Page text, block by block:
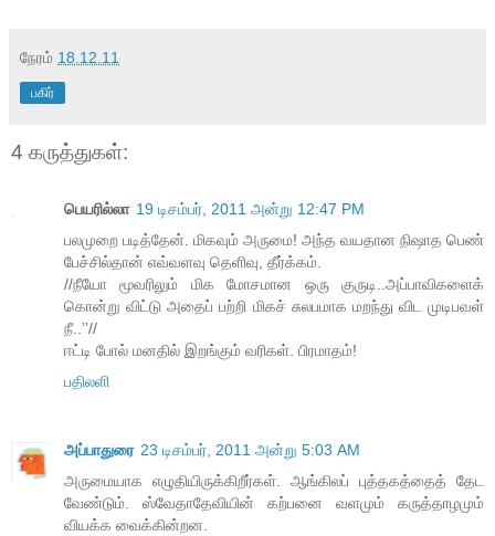
நேரம் 18.12.11
பகிர்
4 கருத்துகள்:
பெயரில்லா 19 டிசம்பர், 2011 அன்று 12:47 PM
பலமுறை படித்தேன். மிகவும் அருமை! அந்த வயதான நிஷாத பெண்
பேச்சில்தான் எவ்வளவு தெளிவு, தீர்க்கம்.
//நீயோ மூவரிலும் மிக மோசமான ஒரு குருடி..அப்பாவிகளைக்
கொன்று விட்டு அதைப் பற்றி மிகச் சுலபமாக மறந்து விட முடிபவள்
நீ..’’//
ஈட்டி போல் மனதில் இறங்கும் வரிகள். பிரமாதம்!
பதிலளி
அப்பாதுரை 23 டிசம்பர், 2011 அன்று 5:03 AM
அருமையாக எழுதியிருக்கிறீர்கள். ஆங்கிலப் புத்தகத்தைத் தேட
வேண்டும். ஸ்வேதாதேவியின் கற்பனை வளமும் கருத்தாழமும்
வியக்க வைக்கின்றன.